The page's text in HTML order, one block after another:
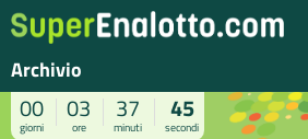
Archivio
00
giorni
03
ore
37
minuti
45
secondi